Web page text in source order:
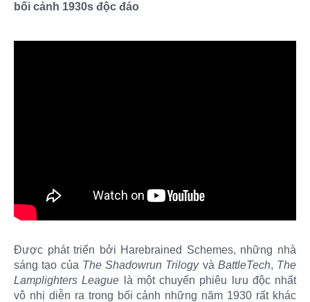
bối cảnh 1930s độc đáo
Được phát triển bởi Harebrained Schemes, những nhà
sáng tạo của The Shadowrun Trilogyvà BattleTech, The
Lamplighters League là một chuyến phiêu lưu độc nhất
vô nhị diễn ra trong bối cảnh những năm 1930 rất khác